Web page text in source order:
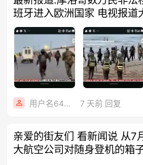
班牙进入欧洲国家 电视报
用户名642718 7 天前 回复
亲爱的街友们 看新闻说 从7
大航空公司对随身登机的箱